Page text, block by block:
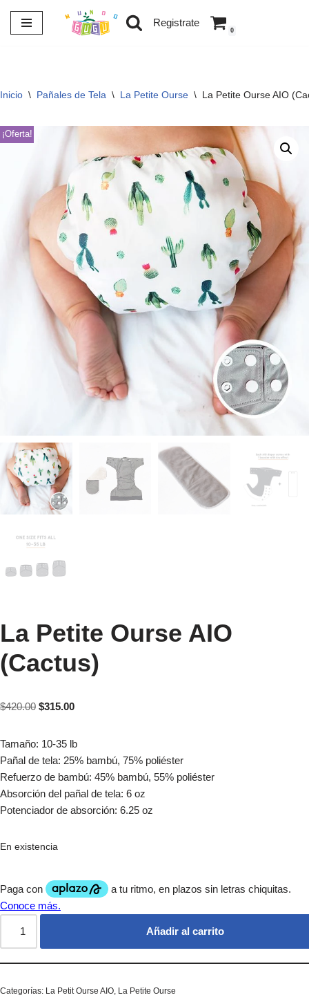
Saltar
Registrate
0
Inicio \ Pañales de Tela \ La Petite Ourse \ La Petite Ourse AIO
¡Oferta!
La Petite Ourse AIO
(Cactus)
$420.00 $315.00
Tamaño: 10-35 lb
Pañal de tela: 25% bambú, 75% poliéster
Refuerzo de bambú: 45% bambú, 55% poliéster
Absorción del pañal de tela: 6 oz
Potenciador de absorción: 6.25 oz
En existencia
Añadir al carrito
Categorías: La Petit Ourse AIO La Petite Ourse